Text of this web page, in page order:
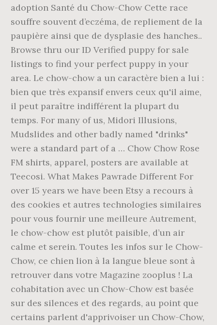
adoption Santé du Chow-Chow Cette race
souffre souvent d’eczéma, de repliement de la
paupière ainsi que de dysplasie des hanches..
Browse thru our ID Verified puppy for sale
listings to find your perfect puppy in your
area. Le chow-chow a un caractère bien a lui :
bien que très expansif envers ceux qu'il aime,
il peut paraître indifférent la plupart du
temps. For many of us, Midori Illusions,
Mudslides and other badly named "drinks"
were a standard part of a … Chow Chow Rose
FM shirts, apparel, posters are available at
Teecosi. What Makes Pawrade Different For
over 15 years we have been Etsy a recours à
des cookies et autres technologies similaires
pour vous fournir une meilleure Autrement,
le chow-chow est plutôt paisible, d’un air
calme et serein. Toutes les infos sur le Chow-
Chow, ce chien lion à la langue bleue sont à
retrouver dans votre Magazine zooplus ! La
cohabitation avec un Chow-Chow est basée
sur des silences et des regards, au point que
certains parlent d'apprivoiser un Chow-Chow,